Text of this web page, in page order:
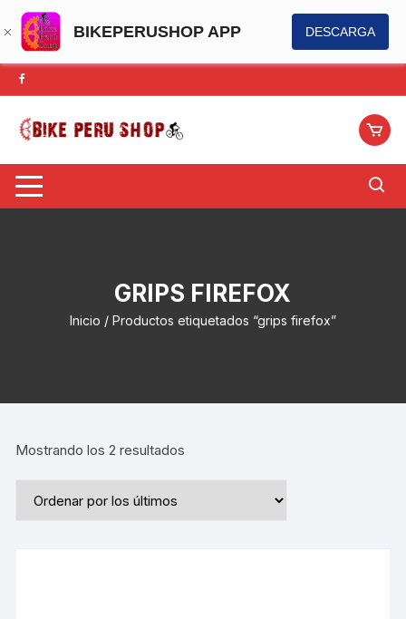
BIKEPERUSHOP APP DESCARGA
Saltar
al
contenido
GRIPS FIREFOX
Inicio / Productos etiquetados “grips firefox”
Mostrando los 2 resultados